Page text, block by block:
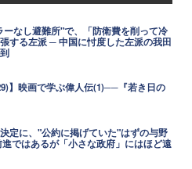
ーなし避難所"で、「防衛費を削って冷
する左派 ─ 中国に忖度した左派の我田
】映画で学ぶ偉人伝(1)──『若き日の
定に、"公約に掲げていた"はずの与野
ではあるが「小さな政府」にはほど遠